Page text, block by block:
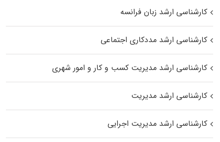
کارشناسی ارشد زبان فرانسه
کارشناسی ارشد مددکاری اجتماعی
کارشناسی ارشد مدیریت کسب و کار و امور شهری
کارشناسی ارشد مدیریت
کارشناسی ارشد مدیریت اجرایی